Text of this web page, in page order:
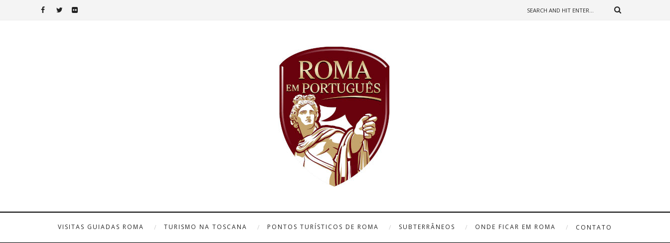
VISITAS GUIADAS ROMA TURISMO NA TOSCANA PONTOS TURÍSTICOS DE ROMA SUBTERRÂNEOS ONDE FICAR EM ROMA CONTATO